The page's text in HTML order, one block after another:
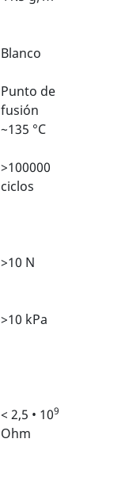
Blanco
Punto de
fusión
~135 °C
>100000
ciclos
>10 N
>10 kPa
< 2,5 • 109
Ohm